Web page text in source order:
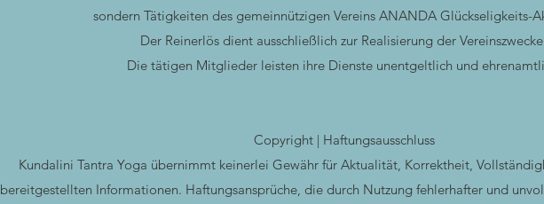
sondern Tätigkeiten des gemeinnützigen Vereins ANANDA Glückseligkeits-
Der Reinerlös dient ausschließlich zur Realisierung der
Die tätigen Mitglieder leisten ihre Dienste unentgeltlich und
Copyright | Haftungsausschluss
Kundalini Tantra Yoga übernimmt keinerlei Gewähr für Aktualität, Korrektheit,
bereitgestellten Informationen. Haftungsansprüche, die durch Nutzung fehlerhafter und